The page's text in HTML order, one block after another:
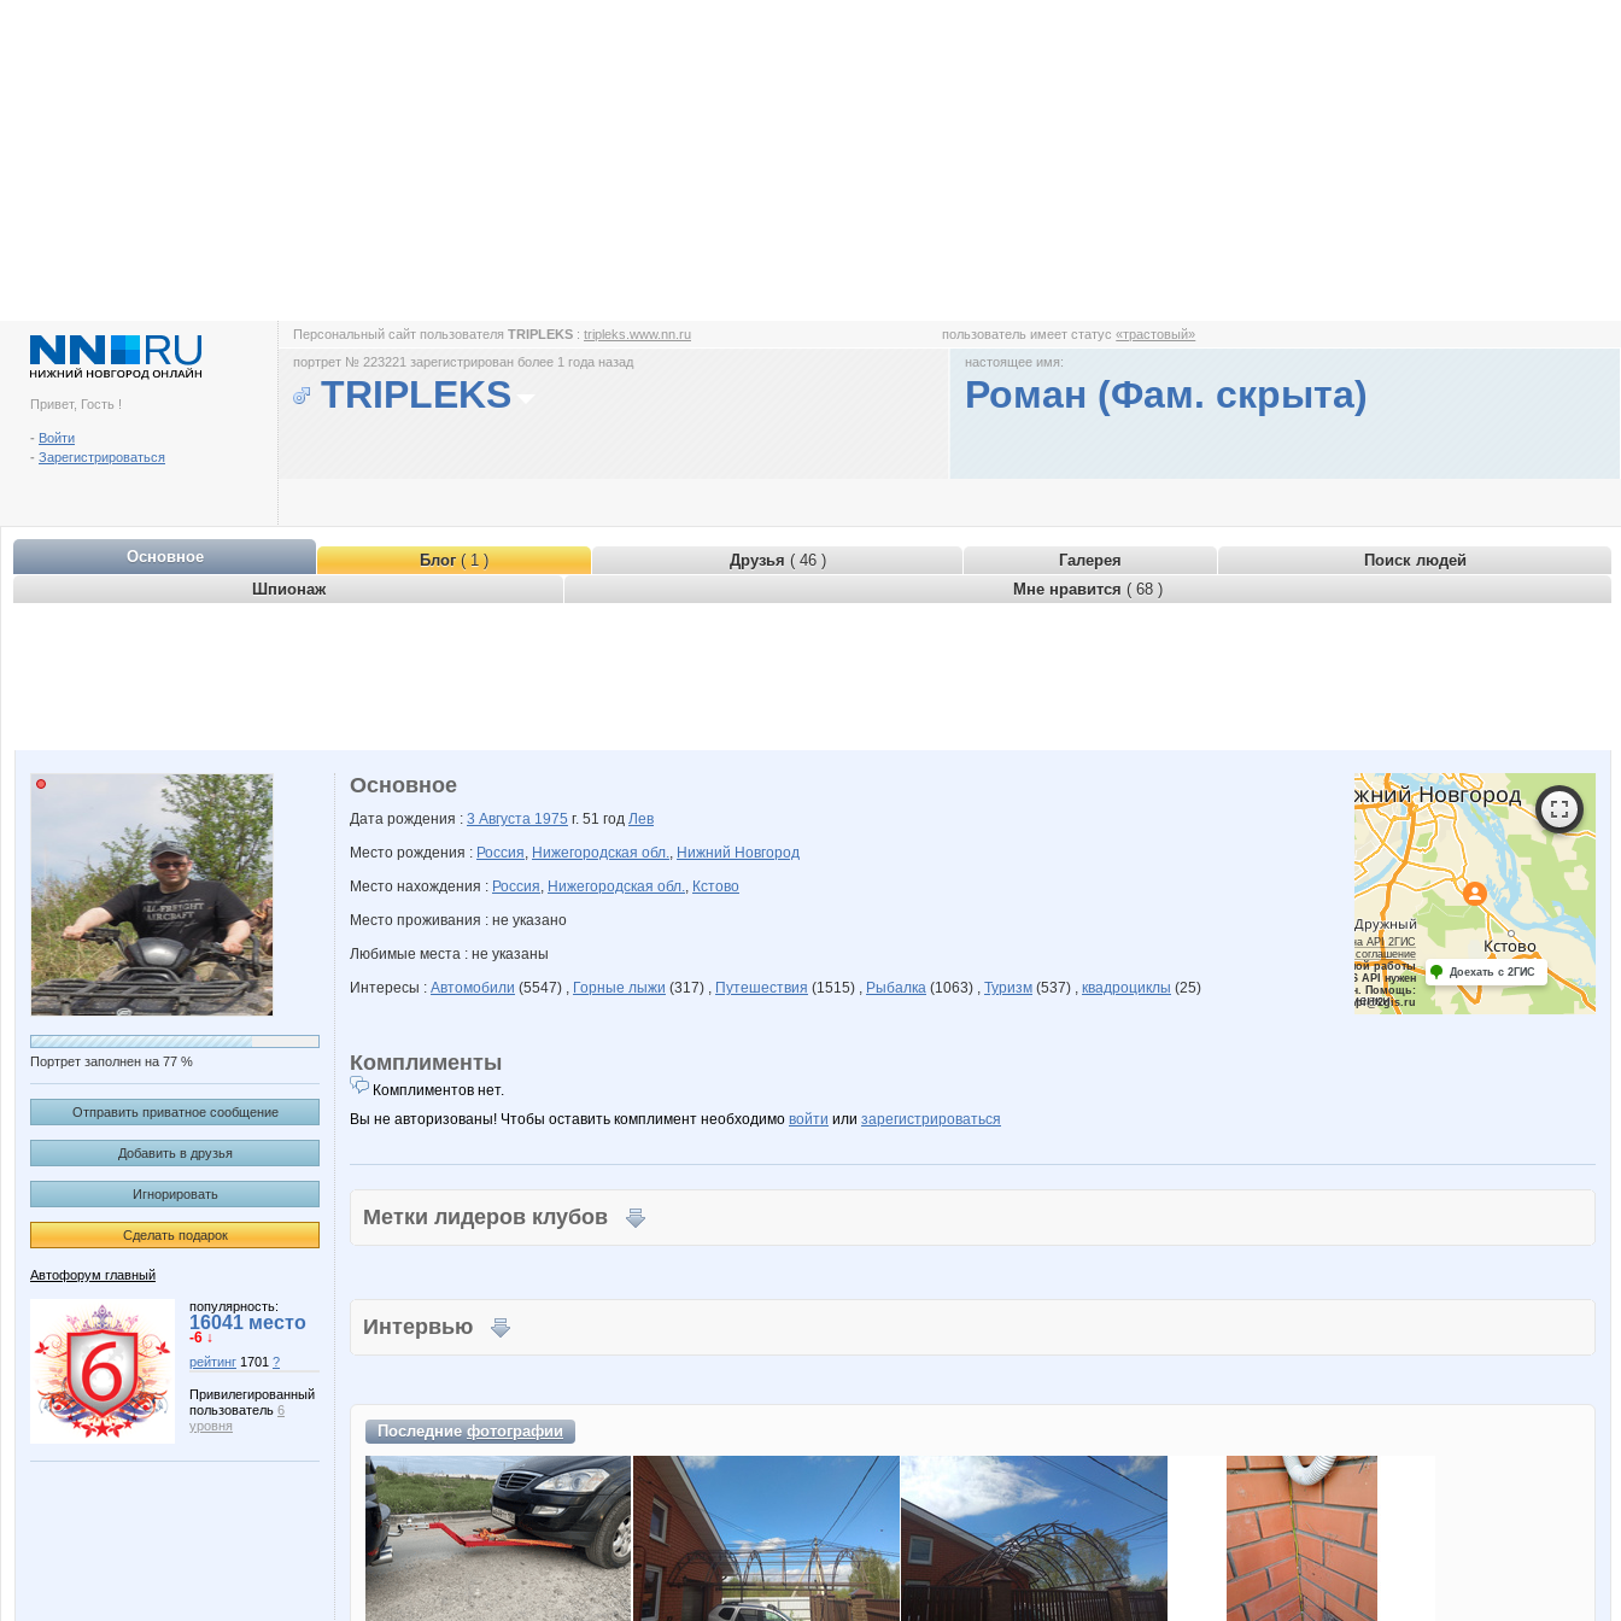
Привет, Гость !
- Войти
- Зарегистрироваться
Персональный сайт пользователя TRIPLEKS : tripleks.www.nn.ru пользователь имеет статус«трастовый»
портрет № 223221 зарегистрирован более 1 года назад
TRIPLEKS
настоящее имя:
Роман (Фам. скрыта)
Основное Блог( 1 ) Друзья ( 46 ) Галерея
Поиск людей
Шпионаж
Мне нравится ( 68 )
Портрет заполнен на 77 %
Отправить приватное сообщение
Добавить в друзья
Игнорировать
Сделать подарок
Автофорум главный
популярность:
16041 место
-6 ↓
рейтинг 1701 ?
Привилегированный
пользователь 6
уровня
Работает на API 2ГИС
Лицензионное соглашение
Для корректной работы
Raster JS API нужен
ключ. Помощь:
api@2gis.ru
Доехать с 2ГИС
Основное
Дата рождения : 3 Августа 1975 г. 51 год Лев
Место рождения : Россия, Нижегородская обл., Нижний Новгород
Место нахождения : Россия, Нижегородская обл., Кстово
Место проживания : не указано
Любимые места : не указаны
Интересы : Автомобили (5547) , Горные лыжи (317) , Путешествия (1515) , Рыбалка (1063) , Туризм (537) , квадроциклы (25)
Комплименты
Комплиментов нет.
Вы не авторизованы! Чтобы оставить комплимент необходимо войти или зарегистрироваться
Метки лидеров клубов
Интервью
Последниефотографии